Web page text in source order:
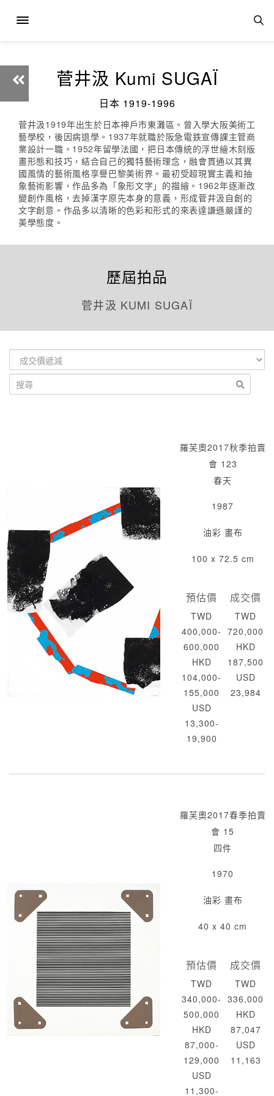
菅井汲 Kumi SUGAÏ
日本 1919-1996
菅井汲1919年出生於日本神戶市東灘區。曾入學大阪美術工
藝學校，後因病退學。1937年就職於阪急電鉄宣傳課主管商
業設計一職。1952年留學法國，把日本傳統的浮世繪木刻版
畫形態和技巧，結合自己的獨特藝術理念，融會貫通以其異
國風情的藝術風格享譽巴黎美術界。最初受超現實主義和抽
象藝術影響，作品多為「象形文字」的描繪。1962年逐漸改
變創作風格，去掉漢字原先本身的意義，形成菅井汲自創的
文字創意。作品多以清晰的色彩和形式的來表達謙遜嚴謹的
美學態度。
歷屆拍品
菅井汲 KUMI SUGAÏ
羅芙奧2017秋季拍賣
會 123
春天
1987
油彩 畫布
100 x 72.5 cm
預估價
TWD
400,000-
600,000
HKD
104,000-
155,000
USD
13,300-
19,900
成交價
TWD
720,000
HKD
187,500
USD
23,984
羅芙奧2017春季拍賣
會 15
四件
1970
油彩 畫布
40 x 40 cm
預估價
TWD
340,000-
500,000
HKD
87,000-
129,000
USD
11,300-
成交價
TWD
336,000
HKD
87,047
USD
11,163